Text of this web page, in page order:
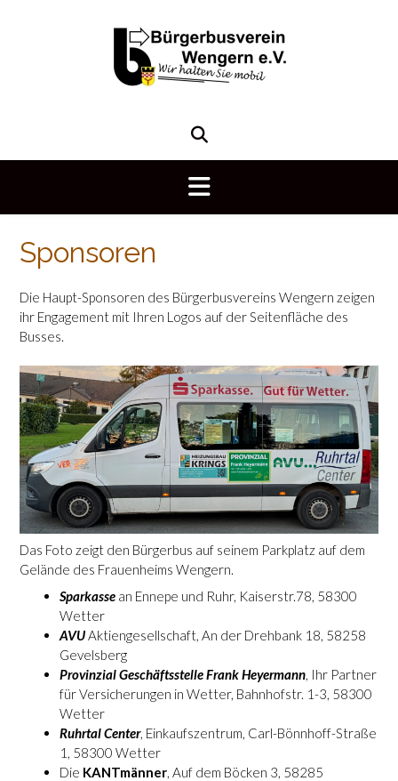
Sponsoren
Die Haupt-Sponsoren des Bürgerbusvereins Wengern zeigen
ihr Engagement mit Ihren Logos auf der Seitenfläche des
Busses.
Das Foto zeigt den Bürgerbus auf seinem Parkplatz auf dem
Gelände des Frauenheims Wengern.
Sparkasse an Ennepe und Ruhr, Kaiserstr.78, 58300
Wetter
AVUAktiengesellschaft, An der Drehbank 18, 58258
Gevelsberg
Provinzial Geschäftsstelle Frank Heyermann, Ihr Partner
für Versicherungen in Wetter, Bahnhofstr. 1-3, 58300
Wetter
Ruhrtal Center, Einkaufszentrum, Carl-Bönnhoff-Straße
1, 58300 Wetter
Die KANTmänner, Auf dem Böcken 3, 58285